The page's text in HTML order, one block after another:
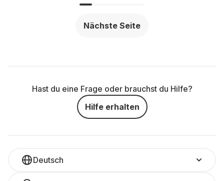
Nächste Seite
Hast du eine Frage oder brauchst du Hilfe?
Hilfe erhalten
Deutsch